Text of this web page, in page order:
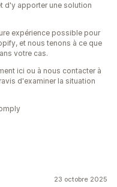
d'y apporter une solution
expérience possible pour
et nous tenons à ce que
votre cas.
ici ou à nous contacter à
d'examiner la situation
23 octobre 2025